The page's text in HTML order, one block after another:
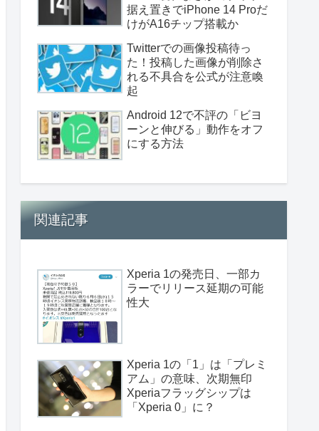
据え置きでiPhone 14 Proだ
けがA16チップ搭載か
Twitterでの画像投稿待っ
た！投稿した画像が削除さ
れる不具合を公式が注意喚
起
Android 12で不評の「ビヨ
ーンと伸びる」動作をオフ
にする方法
関連記事
Xperia 1の発売日、一部カ
ラーでリリース延期の可能
性大
Xperia 1の「1」は「プレミ
アム」の意味、次期無印
Xperiaフラッグシップは
「Xperia 0」に？